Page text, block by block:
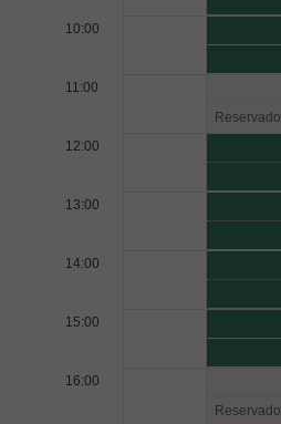
10:00
11:00
Reservado
12:00
13:00
14:00
15:00
16:00
Reservado